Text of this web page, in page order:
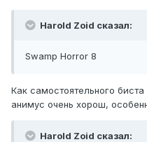
Harold Zoid сказал:
Swamp Horror 8
Как самостоятельного
анимус очень хорош,
Harold Zoid сказал: